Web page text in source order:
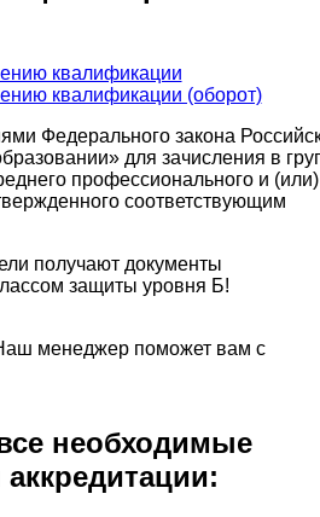
Федерального закона
для зачисления в
профессионального и (или)
соответствующим
получают документы
защиты уровня Б!
менеджер поможет вам с
необходимые